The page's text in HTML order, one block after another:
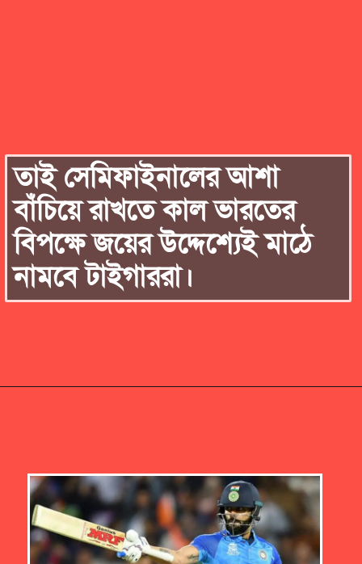
তাই সেমিফাইনালের আশা
বাঁচিয়ে রাখতে কাল ভারতের
বিপক্ষে জয়ের উদ্দেশ্যেই মাঠে
নামবে টাইগাররা।